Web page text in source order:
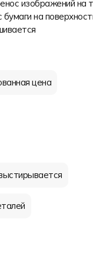
изображений на
на
цена